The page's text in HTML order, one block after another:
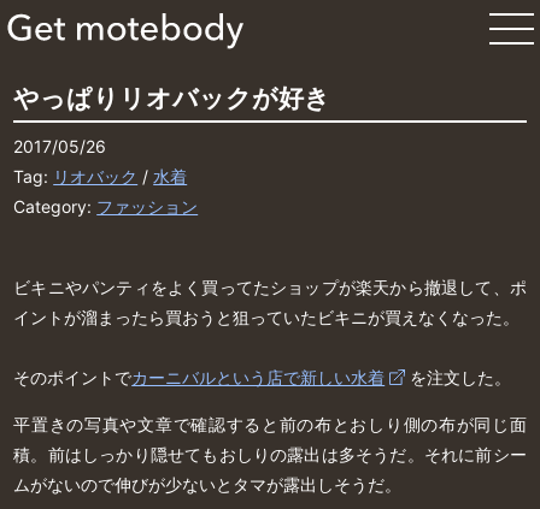
やっぱりリオバックが好き
2017/05/26
Tag: リオバック /水着
Category: ファッション
ビキニやパンティをよく買ってたショップが楽天から撤退して、ポ
イントが溜まったら買おうと狙っていたビキニが買えなくなった。
そのポイントでカーニバルという店で新しい水着 を注文した。
平置きの写真や文章で確認すると前の布とおしり側の布が同じ面
積。前はしっかり隠せてもおしりの露出は多そうだ。それに前シー
ムがないので伸びが少ないとタマが露出しそうだ。